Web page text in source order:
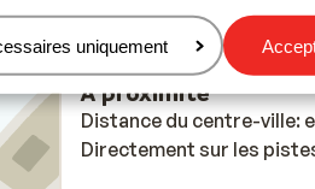
uniquement
À proximité
Distance du centre-ville:
Directement sur les